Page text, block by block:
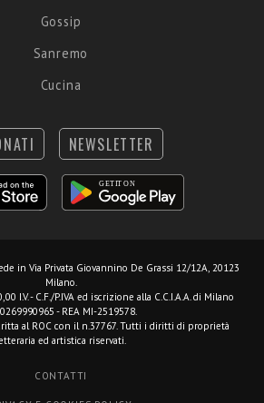
Gossip
Sanremo
Cucina
NEWSLETTER
in Via Privata Giovannino De Grassi 12/12A, 20123
Milano.
I.V. - C.F./P.IVA ed iscrizione alla C.C.I.A.A. di Milano
- REA MI-2519578.
al ROC con il n.37767. Tutti i diritti di proprietà
ed artistica riservati.
CONTATTI